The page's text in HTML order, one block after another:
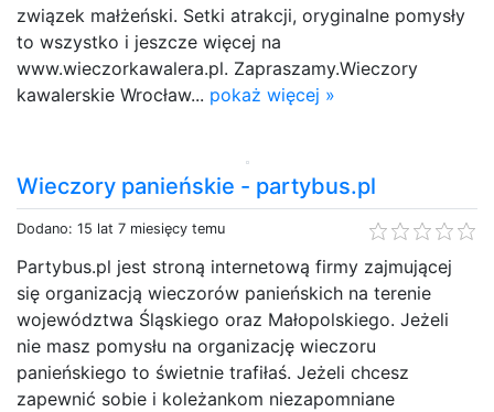
związek małżeński. Setki atrakcji, oryginalne pomysły
to wszystko i jeszcze więcej na
www.wieczorkawalera.pl. Zapraszamy.Wieczory
kawalerskie Wrocław... pokaż więcej »
Wieczory panieńskie - partybus.pl
Dodano: 15 lat 7 miesięcy temu
Partybus.pl jest stroną internetową firmy zajmującej
się organizacją wieczorów panieńskich na terenie
województwa Śląskiego oraz Małopolskiego. Jeżeli
nie masz pomysłu na organizację wieczoru
panieńskiego to świetnie trafiłaś. Jeżeli chcesz
zapewnić sobie i koleżankom niezapomniane